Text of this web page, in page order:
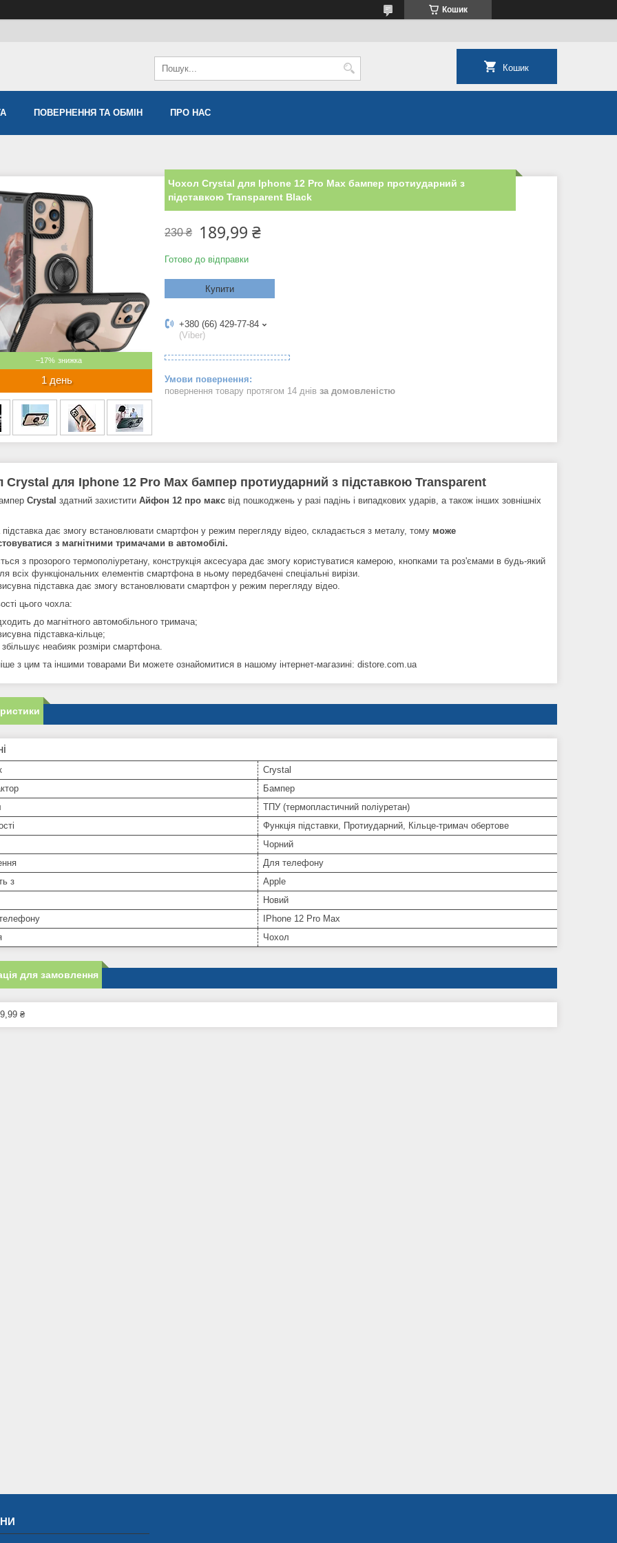
Кошик
Кошик
ПОВЕРНЕННЯ ТА ОБМІН ПРО НАС
–17%
1 день
Чохол Crystal для Iphone 12 Pro Max бампер протиударний з
підставкою Transparent Black
230 ₴ 189,99 ₴
Готово до відправки
Купити
+380 (66) 429-77-84
(Viber)
повернення товару протягом 14 днів за домовленістю
Crystal для Iphone 12 Pro Max бампер протиударний з підставкою Transparent
Crystal здатний захистити Айфон 12 про макс від пошкоджень у разі падінь і випадкових ударів, а також інших зовнішніх
дає змогу встановлювати смартфон у режим перегляду відео, складається з металу, тому може
з магнітними тримачами в автомобілі.
з прозорого термополіуретану, конструкція аксесуара дає змогу користуватися камерою, кнопками та роз'ємами в будь-який
всіх функціональних елементів смартфона в ньому передбачені спеціальні вирізи.
підставка дає змогу встановлювати смартфон у режим перегляду відео.
цього чохла:
до магнітного автомобільного тримача;
підставка-кільце;
неабияк розміри смартфона.
з цим та іншими товарами Ви можете ознайомитися в нашому інтернет-магазині: distore.com.ua
Crystal
Бампер
ТПУ (термопластичний поліуретан)
Функція підставки, Протиударний, Кільце-тримач обертове
Чорний
Для телефону
з
Apple
Новий
IPhone 12 Pro Max
Чохол
для замовлення
₴